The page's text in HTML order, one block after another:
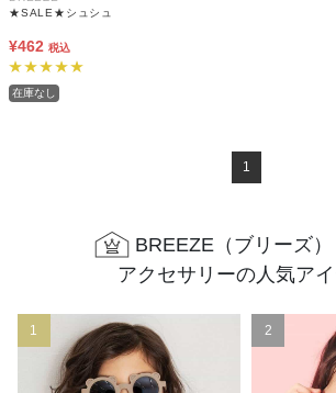
★SALE★シュシュ
¥462 税込
在庫なし
1
BREEZE（ブリーズ
アクセサリーの人気ア
1 2